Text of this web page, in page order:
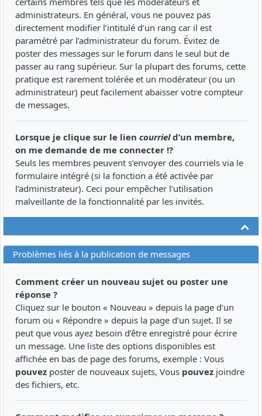
administrateurs. En général, vous ne pouvez pas
directement modifier l’intitulé d’un rang car il est
paramétré par l’administrateur du forum. Évitez de
poster des messages sur le forum dans le seul but de
passer au rang supérieur. Sur la plupart des forums, cette
pratique est rarement tolérée et un modérateur (ou un
administrateur) peut facilement abaisser votre compteur
de messages.
Lorsque je clique sur le lien courrield’un membre,
on me demande de me connecter !?
Seuls les membres peuvent s’envoyer des courriels via le
formulaire intégré (si la fonction a été activée par
l’administrateur). Ceci pour empêcher l’utilisation
malveillante de la fonctionnalité par les invités.
Problèmes liés à la publication de messages
Comment créer un nouveau sujet ou poster une
réponse ?
Cliquez sur le bouton « Nouveau » depuis la page d’un
forum ou « Répondre » depuis la page d’un sujet. Il se
peut que vous ayez besoin d’être enregistré pour écrire
un message. Une liste des options disponibles est
affichée en bas de page des forums, exemple : Vous
pouvez poster de nouveaux sujets, Vous pouvez joindre
des fichiers, etc.